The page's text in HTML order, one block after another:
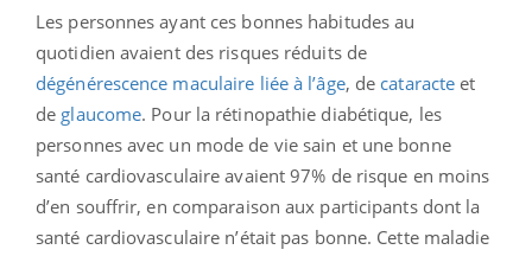
Les personnes ayant ces bonnes habitudes au
quotidien avaient des risques réduits de
dégénérescence maculaire liée à l’âge, de cataracte et
de glaucome. Pour la rétinopathie diabétique, les
personnes avec un mode de vie sain et une bonne
santé cardiovasculaire avaient 97% de risque en moins
d’en souffrir, en comparaison aux participants dont la
santé cardiovasculaire n’était pas bonne. Cette maladie